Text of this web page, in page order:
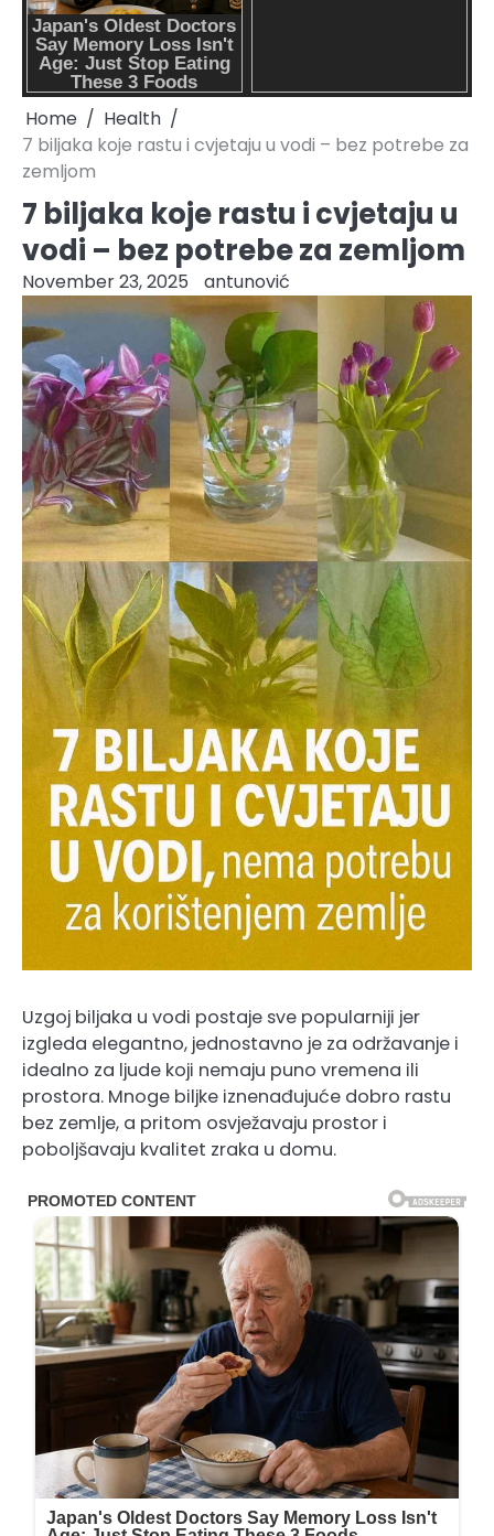
Home
Health
7 biljaka koje rastu i cvjetaju u vodi – bez potrebe za
zemljom
7 biljaka koje rastu i cvjetaju u
vodi – bez potrebe za zemljom
November 23, 2025 antunović
Uzgoj biljaka u vodi postaje sve popularniji jer
izgleda elegantno, jednostavno je za održavanje i
idealno za ljude koji nemaju puno vremena ili
prostora. Mnoge biljke iznenađujuće dobro rastu
bez zemlje, a pritom osvježavaju prostor i
poboljšavaju kvalitet zraka u domu.